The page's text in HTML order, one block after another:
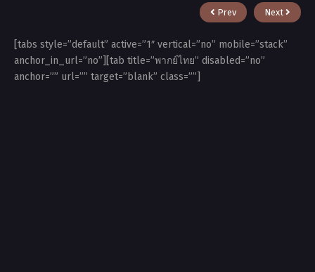
Prev Next
[tabs style=”default” active=”1″ vertical=”no” mobile=”stack”
anchor_in_url=”no”][tab title=”พากย์ไทย” disabled=”no”
anchor=”” url=”” target=”blank” class=””]